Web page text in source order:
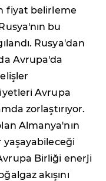
fiyat belirleme
bu
Rusya'dan
Avrupa'da
Avrupa
zorlaştırıyor.
Almanya'nın
yaşayabileceği
Birliği enerji
akışını